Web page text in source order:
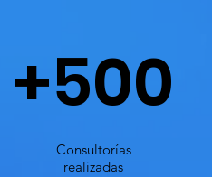
+500
Consultorías
realizadas